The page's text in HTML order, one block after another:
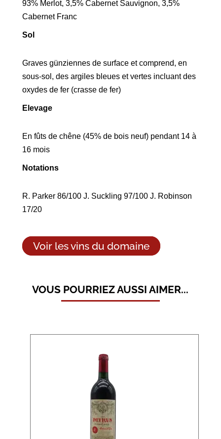
93% Merlot, 3,5% Cabernet Sauvignon, 3,5%
Cabernet Franc
Sol
Graves günziennes de surface et comprend, en
sous-sol, des argiles bleues et vertes incluant des
oxydes de fer (crasse de fer)
Elevage
En fûts de chêne (45% de bois neuf) pendant 14 à
16 mois
Notations
R. Parker 86/100 J. Suckling 97/100 J. Robinson
17/20
Voir les vins du domaine
VOUS POURRIEZ AUSSI AIMER...